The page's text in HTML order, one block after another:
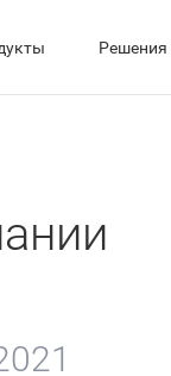
Решения